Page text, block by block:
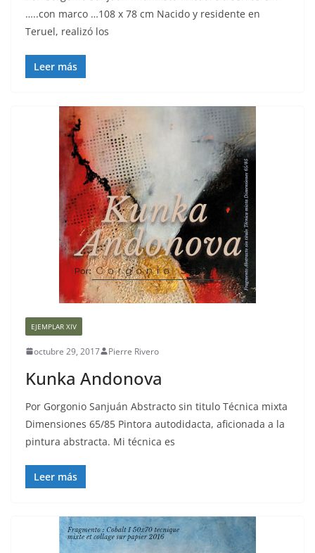
…..con marco …108 x 78 cm Nacido y residente en
Teruel, realizó los
Leer más
EJEMPLAR XIV
octubre 29, 2017 Pierre Rivero
Kunka Andonova
Por Gorgonio Sanjuán Abstracto sin titulo Técnica mixta
Dimensiones 65/85 Pintora autodidacta, aficionada a la
pintura abstracta. Mi técnica es
Leer más